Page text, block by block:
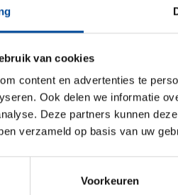
van cookies
content en advertenties te
Ook delen we informatie
Deze partners kunnen
verzameld op basis van uw
Voorkeuren
*